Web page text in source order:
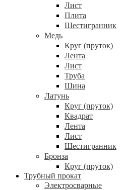
Лист
Плита
Шестигранник
Медь
Круг (пруток)
Лента
Лист
Труба
Шина
Латунь
Круг (пруток)
Квадрат
Лента
Лист
Шестигранник
Бронза
Круг (пруток)
Трубный прокат
Электросварные